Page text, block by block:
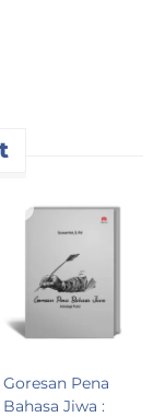
Goresan Pena
Bahasa Jiwa :